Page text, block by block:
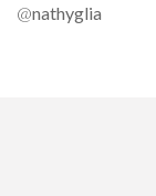
@nathyglia